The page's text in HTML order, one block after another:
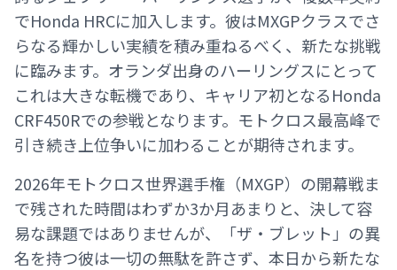
でHonda HRCに加入します。彼はMXGPクラスでさ
らなる輝かしい実績を積み重ねるべく、新たな挑戦
に臨みます。オランダ出身のハーリングスにとって
これは大きな転機であり、キャリア初となるHonda
CRF450Rでの参戦となります。モトクロス最高峰で
引き続き上位争いに加わることが期待されます。
2026年モトクロス世界選手権（MXGP）の開幕戦ま
で残された時間はわずか3か月あまりと、決して容
易な課題ではありませんが、「ザ・ブレット」の異
名を持つ彼は一切の無駄を許さず、本日から新たな